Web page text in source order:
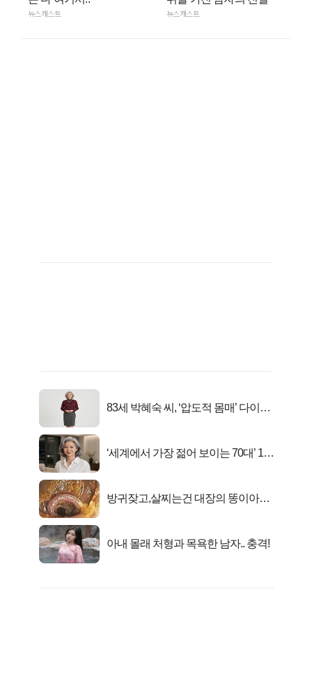
뉴스캐스트 뉴스캐스트
83세 박혜숙 씨, ‘압도적 몸매’ 다이어
‘세계에서 가장 젊어 보이는 70대’ 1위
방귀잦고,살찌는건 대장의 똥이아니
아내 몰래 처형과 목욕한 남자.. 충격!